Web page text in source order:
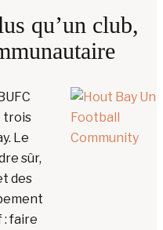
qu’un club,
trois
Le
sûr,
des
: faire